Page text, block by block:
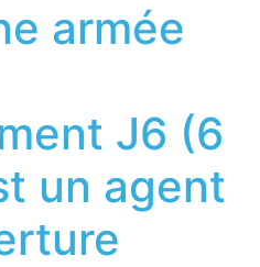
armée
J6 (6
un agent